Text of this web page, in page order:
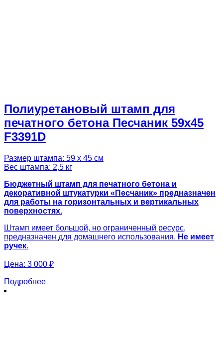
Полиуретановый штамп для
печатного бетона Песчаник 59х45
F3391D
Размер штампа: 59 х 45 см
Вес штампа: 2,5 кг
Бюджетный штамп для печатного бетона и
декоративной штукатурки «Песчаник» предназначен
для работы на горизонтальных и вертикальных
поверхностях.
Штамп имеет большой, но ограниченный ресурс,
предназначен для домашнего использования. Не имеет
ручек.
Цена: 3 000 ₽
Подробнее